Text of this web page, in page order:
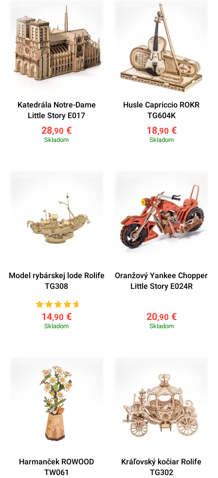
Katedrála Notre-Dame
Little Story E017
28,90 €
Skladom
Husle Capriccio ROKR
TG604K
18,90 €
Skladom
Model rybárskej lode Rolife
TG308
14,90 €
Skladom
Oranžový Yankee Chopper
Little Story E024R
20,90 €
Skladom
Harmanček ROWOOD
TW061
Kráľovský kočiar Rolife
TG302